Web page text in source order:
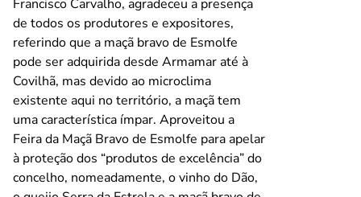
Francisco Carvalho, agradeceu a presença
de todos os produtores e expositores,
referindo que a maçã bravo de Esmolfe
pode ser adquirida desde Armamar até à
Covilhã, mas devido ao microclima
existente aqui no território, a maçã tem
uma característica ímpar. Aproveitou a
Feira da Maçã Bravo de Esmolfe para apelar
à proteção dos “produtos de excelência” do
concelho, nomeadamente, o vinho do Dão,